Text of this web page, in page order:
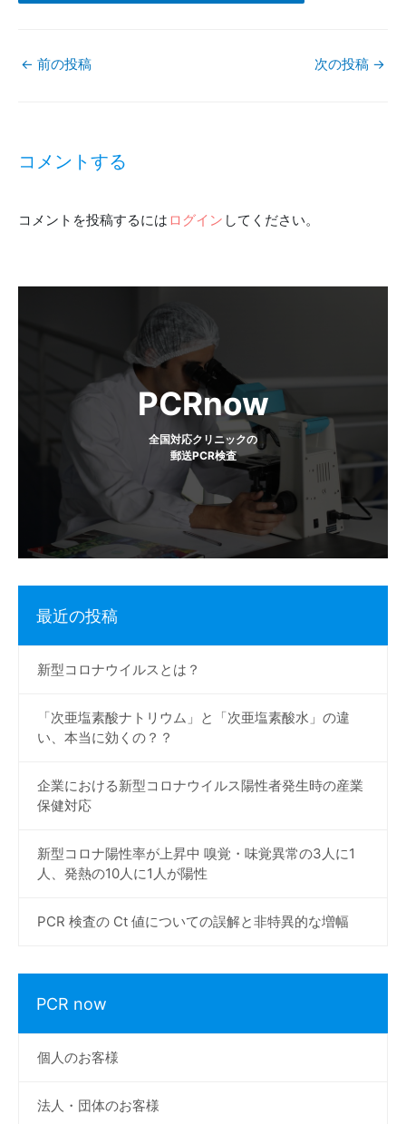
稿
ビ
← 前の投稿 次の投稿 →
コメントする
コメントを投稿するには ログイン してください。
PCRnow
全国対応クリニックの
郵送PCR検査
最近の投稿
新型コロナウイルスとは？
「次亜塩素酸ナトリウム」と「次亜塩素酸水」の違
い、本当に効くの？？
企業における新型コロナウイルス陽性者発生時の産業
保健対応
新型コロナ陽性率が上昇中 嗅覚・味覚異常の3人に1
人、発熱の10人に1人が陽性
PCR 検査の Ct 値についての誤解と非特異的な増幅
PCR now
個人のお客様
法人・団体のお客様